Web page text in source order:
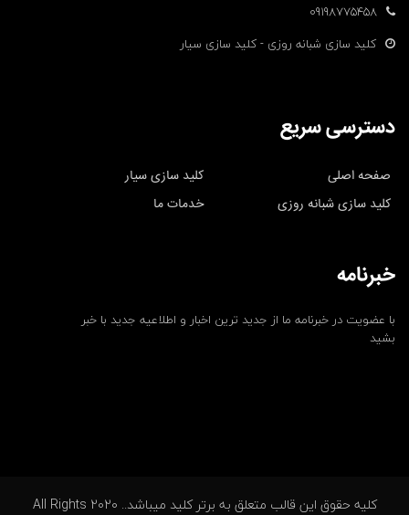
09198775458
کلید سازی شبانه روزی - کلید سازی سیار
دسترسی سریع
صفحه اصلی
کلید سازی سیار
کلید سازی شبانه روزی
خدمات ما
خبرنامه
با عضویت در خبرنامه ما از جدید ترین اخبار و اطلاعیه جدید با خبر
بشید
کلیه حقوق این قالب متعلق به برتر کلید میباشد.. 2020 All Rights